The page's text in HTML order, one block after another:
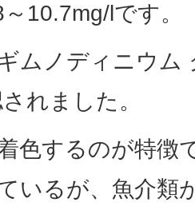
10.7mg/lです。
ムノディニウム
れました。
色するのが特徴
いるが、魚介類